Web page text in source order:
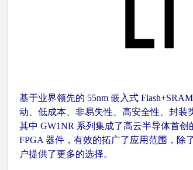
基于业界领先的 55nm 嵌入式
动、低成本、非易失性、高安全性、封装
其中 GW1NR 系列集成了高云半导体首
FPGA 器件，有效的拓广了应用范围，除
户提供了更多的选择。